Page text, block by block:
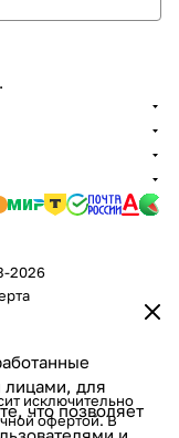
лицами, для
что позволяет
2026
исключительно
офертой. В